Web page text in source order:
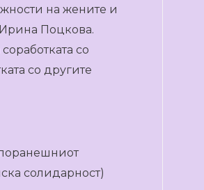
на жените и
Поцкова.
со
со другите
солидарност)